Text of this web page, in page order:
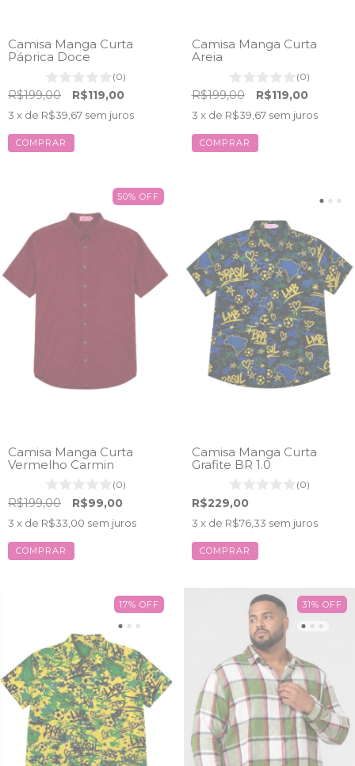
Camisa Manga Curta
Páprica Doce
(0)
R$199,00 R$119,00
3 x de R$39,67 sem juros
COMPRAR
Camisa Manga Curta
Areia
(0)
R$199,00 R$119,00
3 x de R$39,67 sem juros
COMPRAR
50% OFF
Camisa Manga Curta
Vermelho Carmin
(0)
R$199,00 R$99,00
3 x de R$33,00 sem juros
COMPRAR
Camisa Manga Curta
Grafite BR 1.0
(0)
R$229,00
3 x de R$76,33 sem juros
COMPRAR
17% OFF 31% OFF